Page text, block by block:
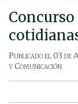
Publicado el03 de
y Comunicación